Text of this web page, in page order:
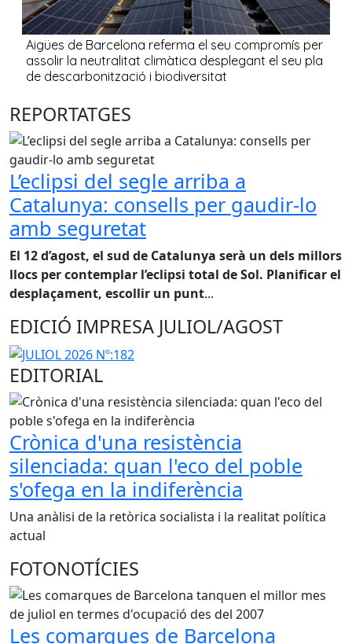
REPORTATGES
L’eclipsi del segle arriba a
Catalunya: consells per gaudir-lo
amb seguretat
El 12 d’agost, el sud de Catalunya serà un dels millors
llocs per contemplar l’eclipsi total de Sol. Planificar el
desplaçament, escollir un punt...
EDICIÓ IMPRESA JULIOL/AGOST
EDITORIAL
Crònica d'una resistència
silenciada: quan l'eco del poble
s'ofega en la indiferència
Una anàlisi de la retòrica socialista i la realitat política
actual
FOTONOTÍCIES
Les comarques de Barcelona